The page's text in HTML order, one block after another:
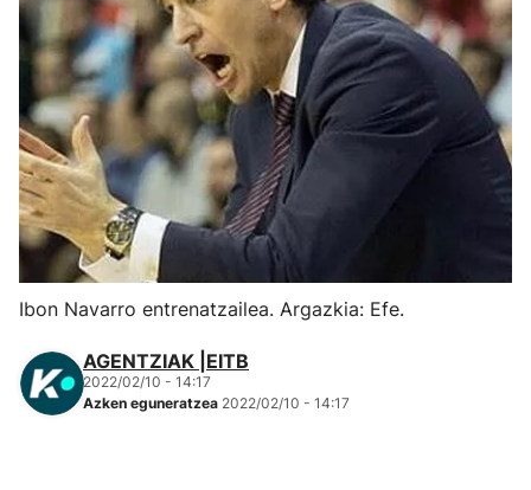
Herri-kirolak
Eskubaloia
Kirolak 360
Atletismoa
Mendi-lasterketak
Kirol gehiago
Ibon Navarro entrenatzailea. Argazkia: Efe.
AGENTZIAK |EITB
2022/02/10 - 14:17
Azken eguneratzea 2022/02/10 - 14:17